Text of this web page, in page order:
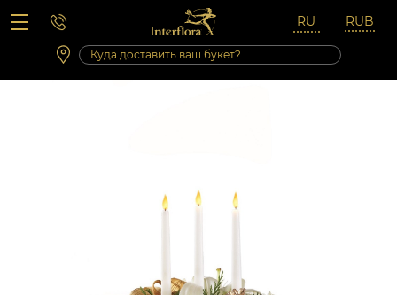
Вопросы-ответы
Сб 10:00 ‐ 14:00
Выходные и праздничные дни